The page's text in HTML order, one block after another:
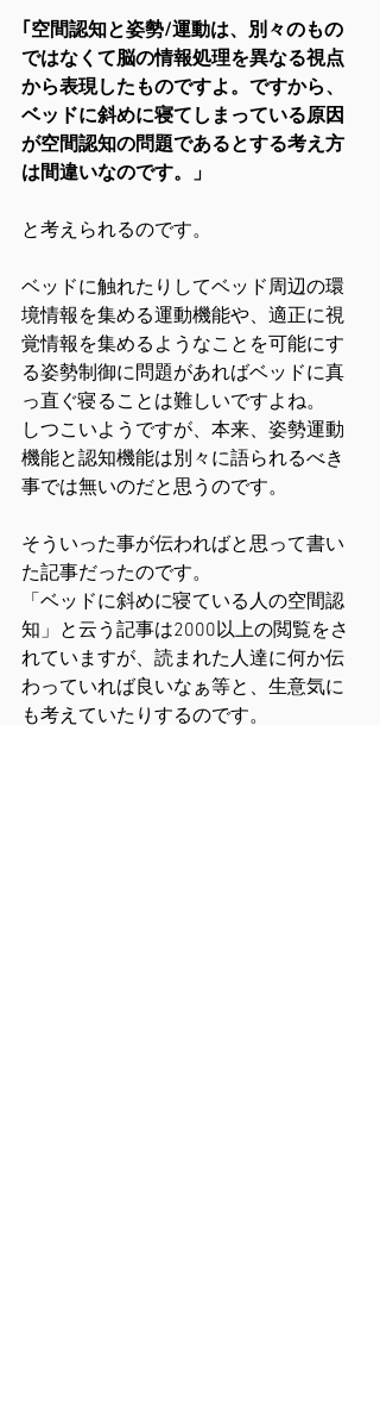
｢空間認知と姿勢/運動は、別々のもの
ではなくて脳の情報処理を異なる視点
から表現したものですよ。ですから、
ベッドに斜めに寝てしまっている原因
が空間認知の問題であるとする考え方
は間違いなのです。」
と考えられるのです。
ベッドに触れたりしてベッド周辺の環
境情報を集める運動機能や、適正に視
覚情報を集めるようなことを可能にす
る姿勢制御に問題があればベッドに真
っ直ぐ寝ることは難しいですよね。
しつこいようですが、本来、姿勢運動
機能と認知機能は別々に語られるべき
事では無いのだと思うのです。
そういった事が伝わればと思って書い
た記事だったのです。
「ベッドに斜めに寝ている人の空間認
知」と云う記事は2000以上の閲覧をさ
れていますが、読まれた人達に何か伝
わっていれば良いなぁ等と、生意気に
も考えていたりするのです。